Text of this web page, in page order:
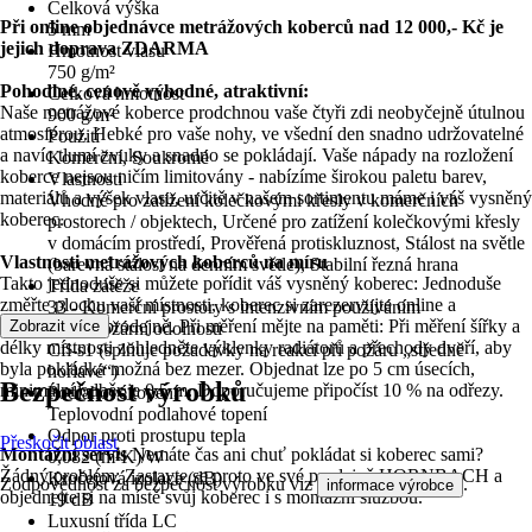
Celková výška
5 mm
Hmotnost vlasu
750 g/m²
Celková hmotnost
900 g/m²
Použití
Komerční, Soukromé
Vlastnosti
Vhodné pro zatížení kolečkovými křesly v komerčních
prostorech / objektech, Určené pro zatížení kolečkovými křesly
v domácím prostředí, Prověřená protiskluznost, Stálost na světle
(barevná stálost na denním světle), Stabilní řezná hrana
Třída zátěže
33 - Komerční prostory s intenzivním používáním
Třída požární odolnosti
Cfl-s1 (splňuje požadavky na reakci při požáru „středně
hořlavé“)
Podlahové topení
Teplovodní podlahové topení
Odpor proti prostupu tepla
0,082 (m²K)/W
Kročejová izolace (dB)
19 dB
Luxusní třída LC
Při online objednávce metrážových koberců nad 12 000,- Kč je
jejich doprava ZDARMA
Pohodlné, cenově výhodné, atraktivní:
Naše metrážové koberce prodchnou vaše čtyři zdi neobyčejně útulnou
atmosférou. Hebké pro vaše nohy, ve všední den snadno udržovatelné
a navíc tlumí zvuky a snadno se pokládají. Vaše nápady na rozložení
koberce nejsou ničím limitovány - nabízíme širokou paletu barev,
materiálů a výšek vlasu, určitě v našem sortimentu máme i váš vysněný
koberec.
Vlastnosti metrážových koberců na míru
Takto jednoduše si můžete pořídit váš vysněný koberec: Jednoduše
změřte plochu vaší místnosti, koberec si zarezervujte online a
vyzvedněte v prodejně. Při měření mějte na paměti: Při měření šířky a
délky místnosti zohledněte výklenky radiátorů a přechody dveří, aby
byla pokládka možná bez mezer. Objednat lze po 5 cm úsecích,
minimální odběr je 0,5 m. Doporučujeme připočíst 10 % na odřezy.
Montážní servisNemáte čas ani chuť pokládat si koberec sami?
Žádný problém: Zastavte se proto ve své prodejně HORNBACH a
objednejte si na místě svůj koberec i s montážní službou.
Zobrazit více
Bezpečnost výrobků
Přeskočit oblast
Zodpovědnost za bezpečnost výrobku viz informace výrobce .